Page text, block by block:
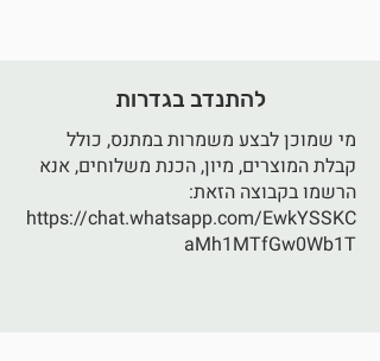
להתנדב בגדרות
מי שמוכן לבצע משמרות במתנס, כולל
קבלת המוצרים, מיון, הכנת משלוחים, אנא
הרשמו בקבוצה הזאת:
https://chat.whatsapp.com/EwkYSSKC
aMh1MTfGw0Wb1T